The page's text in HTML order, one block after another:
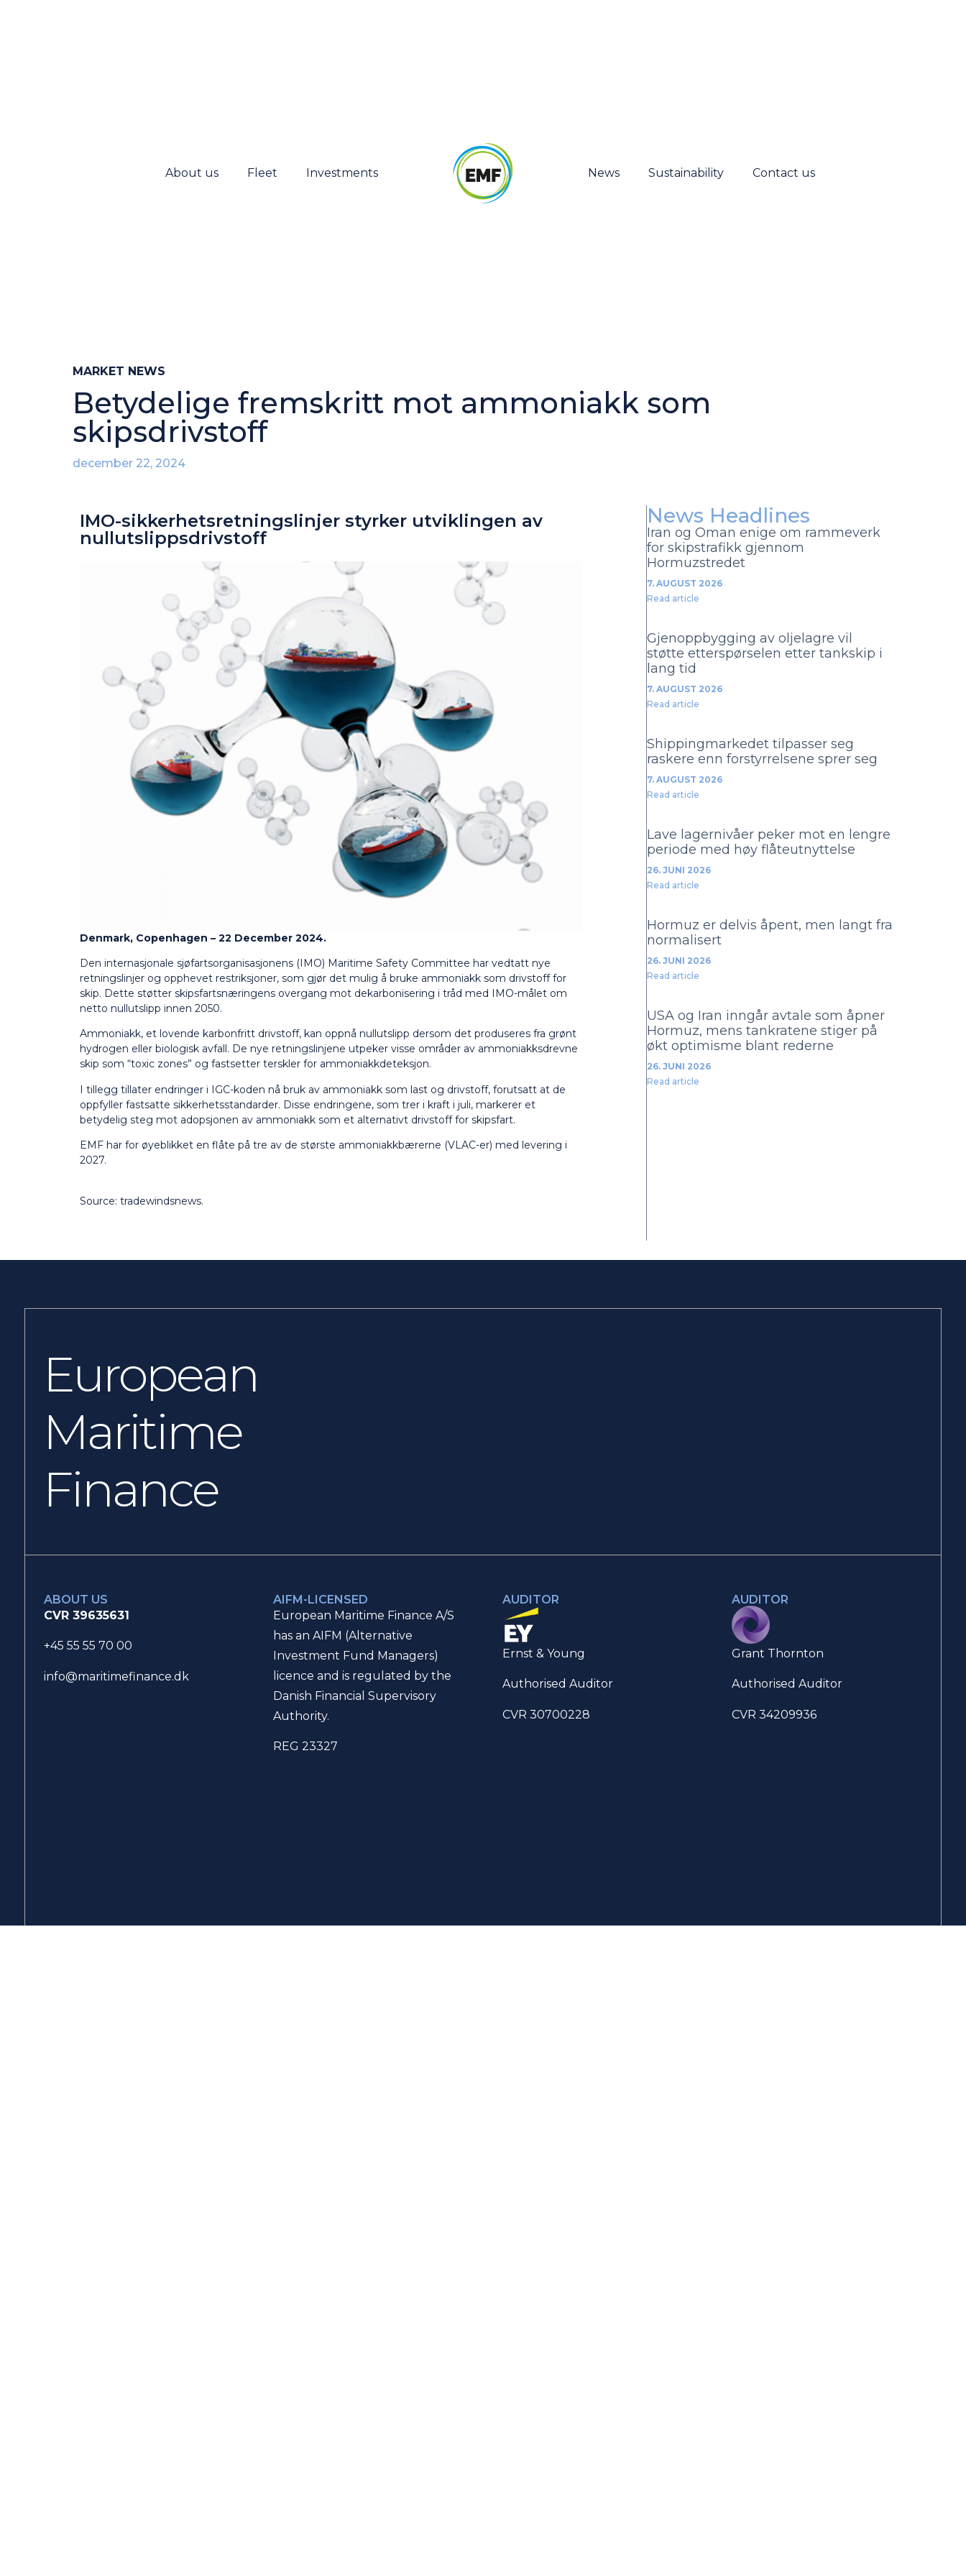
About us Fleet Investments News Sustainability Contact us
MARKET NEWS
Betydelige fremskritt mot ammoniakk som
skipsdrivstoff
december 22, 2024
IMO-sikkerhetsretningslinjer styrker utviklingen av
nullutslippsdrivstoff
Denmark, Copenhagen – 22 December 2024.
Den internasjonale sjøfartsorganisasjonens (IMO) Maritime Safety Committee har vedtatt nye
retningslinjer og opphevet restriksjoner, som gjør det mulig å bruke ammoniakk som drivstoff for
skip. Dette støtter skipsfartsnæringens overgang mot dekarbonisering i tråd med IMO-målet om
netto nullutslipp innen 2050.
Ammoniakk, et lovende karbonfritt drivstoff, kan oppnå nullutslipp dersom det produseres fra grønt
hydrogen eller biologisk avfall. De nye retningslinjene utpeker visse områder av ammoniakksdrevne
skip som “toxic zones” og fastsetter terskler for ammoniakkdeteksjon.
I tillegg tillater endringer i IGC-koden nå bruk av ammoniakk som last og drivstoff, forutsatt at de
oppfyller fastsatte sikkerhetsstandarder. Disse endringene, som trer i kraft i juli, markerer et
betydelig steg mot adopsjonen av ammoniakk som et alternativt drivstoff for skipsfart.
EMF har for øyeblikket en flåte på tre av de største ammoniakkbærerne (VLAC-er) med levering i
2027.
Source: tradewindsnews.
News Headlines
Iran og Oman enige om rammeverk
for skipstrafikk gjennom
Hormuzstredet
7. AUGUST 2026
Read article
Gjenoppbygging av oljelagre vil
støtte etterspørselen etter tankskip i
lang tid
7. AUGUST 2026
Read article
Shippingmarkedet tilpasser seg
raskere enn forstyrrelsene sprer seg
7. AUGUST 2026
Read article
Lave lagernivåer peker mot en lengre
periode med høy flåteutnyttelse
26. JUNI 2026
Read article
Hormuz er delvis åpent, men langt fra
normalisert
26. JUNI 2026
Read article
USA og Iran inngår avtale som åpner
Hormuz, mens tankratene stiger på
økt optimisme blant rederne
26. JUNI 2026
Read article
European
Maritime
Finance
ABOUT US
CVR 39635631
+45 55 55 70 00
info@maritimefinance.dk
AIFM-LICENSED
European Maritime Finance A/S
has an AIFM (Alternative
Investment Fund Managers)
licence and is regulated by the
Danish Financial Supervisory
Authority.
REG 23327
AUDITOR
Ernst & Young
Authorised Auditor
CVR 30700228
AUDITOR
Grant Thornton
Authorised Auditor
CVR 34209936